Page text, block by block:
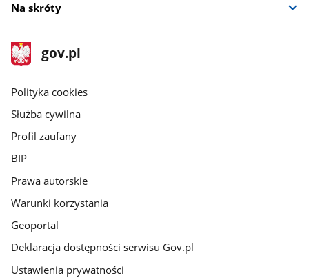
Na skróty
stopka
gov.pl
Strona
gov.pl
gov.pl
Polityka cookies
Służba cywilna
Profil zaufany
BIP
Prawa autorskie
Warunki korzystania
Geoportal
Deklaracja dostępności serwisu Gov.pl
Ustawienia prywatności